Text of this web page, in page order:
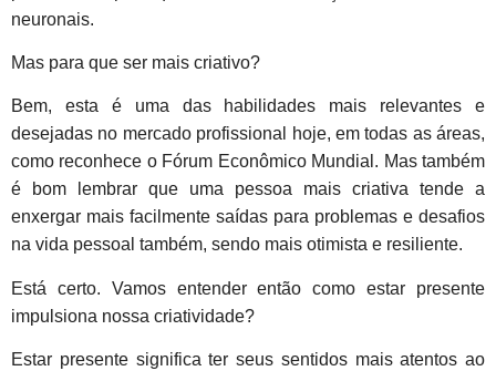
neuronais.
Mas para que ser mais criativo?
Bem, esta é uma das habilidades mais relevantes e
desejadas no mercado profissional hoje, em todas as áreas,
como reconhece o Fórum Econômico Mundial. Mas também
é bom lembrar que uma pessoa mais criativa tende a
enxergar mais facilmente saídas para problemas e desafios
na vida pessoal também, sendo mais otimista e resiliente.
Está certo. Vamos entender então como estar presente
impulsiona nossa criatividade?
Estar presente significa ter seus sentidos mais atentos ao